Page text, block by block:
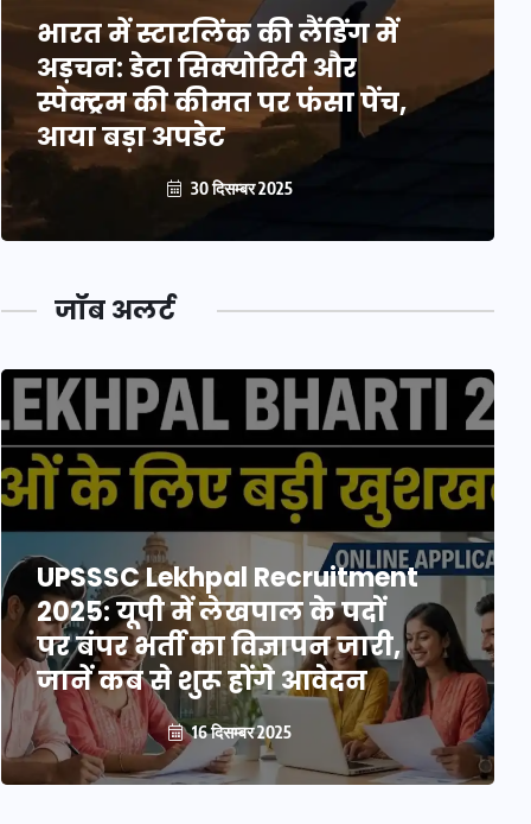
भारत में स्टारलिंक की लैंडिंग में
अड़चन: डेटा सिक्योरिटी और
स्पेक्ट्रम की कीमत पर फंसा पेंच,
आया बड़ा अपडेट
30 दिसम्बर 2025
जॉब अलर्ट
UPSSSC Lekhpal Recruitment
2025: यूपी में लेखपाल के पदों
पर बंपर भर्ती का विज्ञापन जारी,
जानें कब से शुरू होंगे आवेदन
16 दिसम्बर 2025